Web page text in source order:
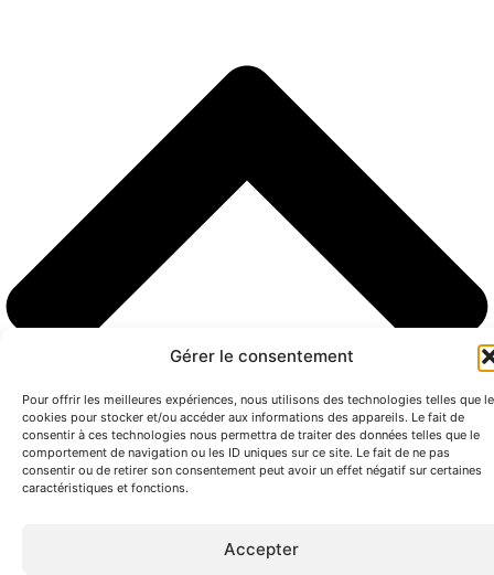
Gérer le consentement
Pour offrir les meilleures expériences, nous utilisons des technologies telles que
cookies pour stocker et/ou accéder aux informations des appareils. Le fait de
consentir à ces technologies nous permettra de traiter des données telles que le
comportement de navigation ou les ID uniques sur ce site. Le fait de ne pas
consentir ou de retirer son consentement peut avoir un effet négatif sur certaines
caractéristiques et fonctions.
Accepter